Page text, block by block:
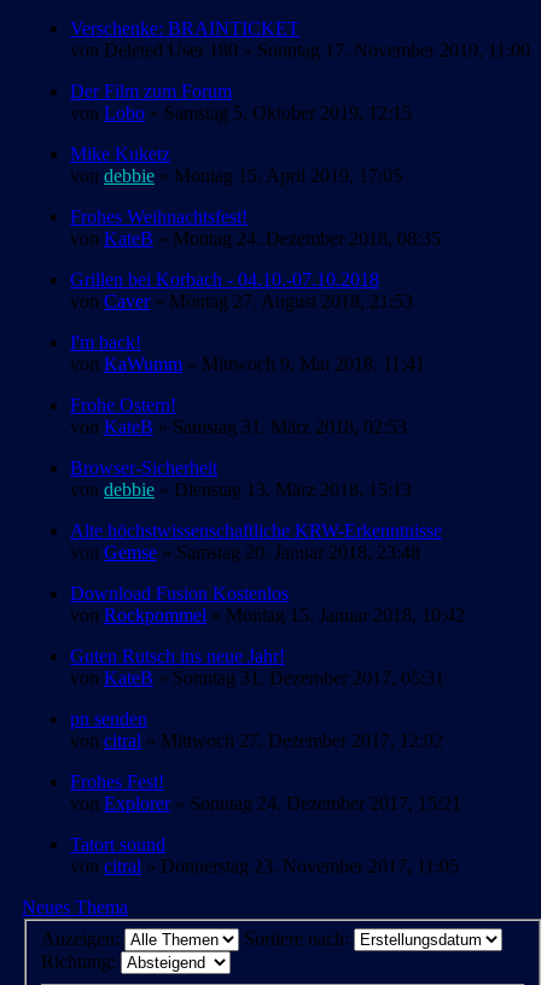
Verschenke: BRAINTICKET
von Deleted User 180 » Sonntag 17. November 2019, 11:00
Der Film zum Forum
von Lobo » Samstag 5. Oktober 2019, 12:15
Mike Kuketz
von debbie » Montag 15. April 2019, 17:05
Frohes Weihnachtsfest!
von KateB » Montag 24. Dezember 2018, 08:35
Grillen bei Korbach - 04.10.-07.10.2018
von Caver» Montag 27. August 2018, 21:53
I'm back!
von KaWumm » Mittwoch 9. Mai 2018, 11:41
Frohe Ostern!
von KateB » Samstag 31. März 2018, 02:53
Browser-Sicherheit
von debbie » Dienstag 13. März 2018, 15:13
Alte höchstwissenschaftliche KRW-Erkenntnisse
von Gemse » Samstag 20. Januar 2018, 23:48
Download Fusion Kostenlos
von Rockpommel » Montag 15. Januar 2018, 10:42
Guten Rutsch ins neue Jahr!
von KateB » Sonntag 31. Dezember 2017, 05:31
pn senden
von citral » Mittwoch 27. Dezember 2017, 12:02
Frohes Fest!
von Explorer» Sonntag 24. Dezember 2017, 15:21
Tatort sound
von citral » Donnerstag 23. November 2017, 11:05
Neues Thema
Anzeigen:
Sortiere nach:
Richtung: